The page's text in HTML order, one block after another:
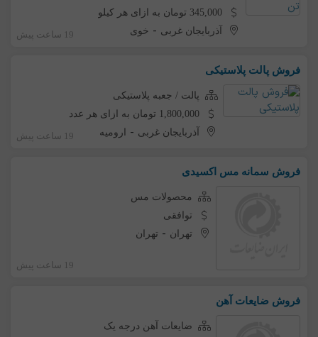
345,000 تومان به ازای هر کیلو
آذربایجان غربی - خوی 19 ساعت پیش
فروش پالت پلاستیکی
پالت / جعبه پلاستیکی
1,800,000 تومان به ازای هر عدد
آذربایجان غربی - ارومیه 19 ساعت پیش
فروش سمانه مس اکسیدی
محصولات مس
توافقی
تهران - تهران
19 ساعت پیش
فروش ضایعات آهن
ضایعات آهن درجه یک